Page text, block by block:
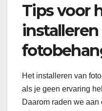
Tips voor
installeren
Het installeren van
als je geen ervaring
Daarom raden we